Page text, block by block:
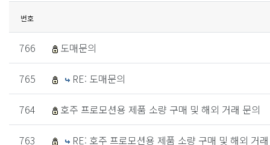
번호
766 도매문의
765 RE: 도매문의
764 호주 프로모션용 제품 소량 구매 및 해외 거래 문의
763 RE: 호주 프로모션용 제품 소량 구매 및 해외 거